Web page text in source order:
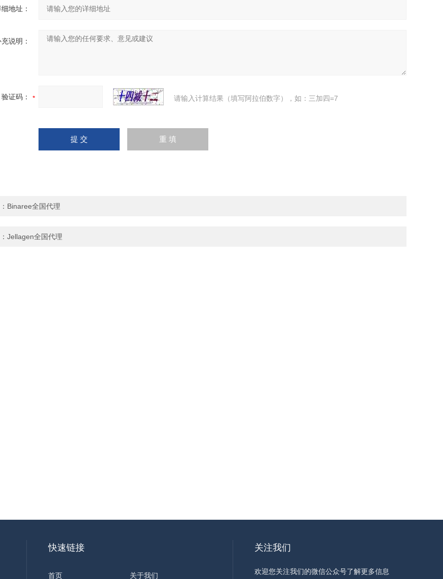
地址：
说明：
验证码： 请输入计算结果（填写阿拉伯数字），如：三加四=7
Binaree全国代理
Jellagen全国代理
快速链接
首页 关于我们
关注我们
欢迎您关注我们的微信公众号了解更多信息